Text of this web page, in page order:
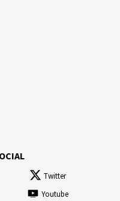
Twitter
Youtube